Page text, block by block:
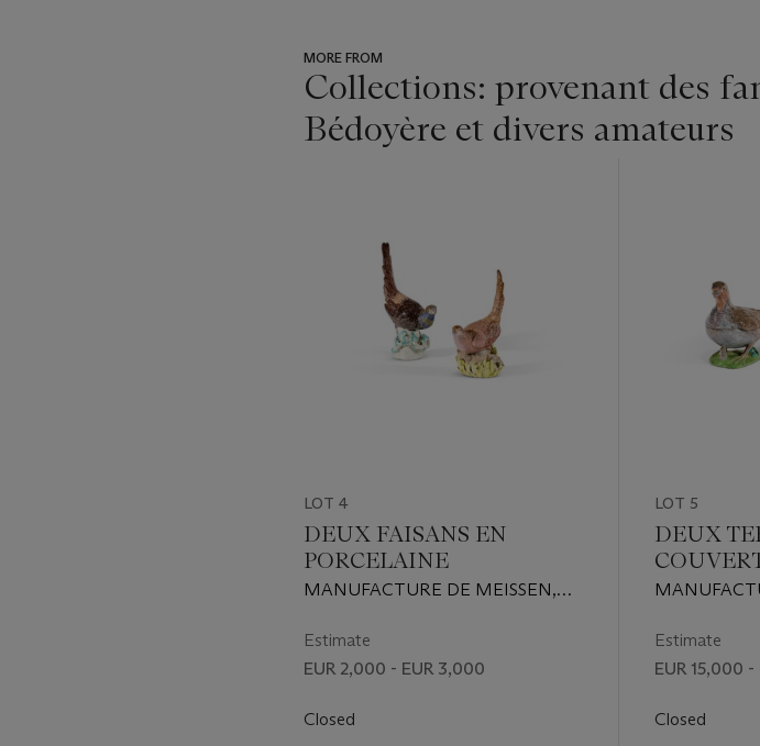
MORE FROM
Collections: provenant des
Bédoyère et divers amateurs
LOT 4
DEUX FAISANS EN
PORCELAINE
MANUFACTURE DE MEISSEN,
Estimate
EUR 2,000 - EUR 3,000
Closed
LOT 5
DEUX
DE
Estimate
EUR 15,000
Closed